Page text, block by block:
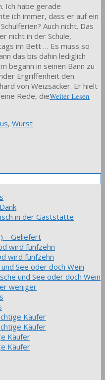
Ich habe gerade
ich immer, dass er auf ein
Auch nicht. Das
nicht in der Schule,
im Bett … Es muss so
das bis dahin lediglich
begann in seinen Bann zu
Ergriffenheit den
von Weizsäcker. Er hielt
Rede, dieWeiter Lesen
, Wurst
in der Gaststätte
– Geliefert
wird fünfzehn
wird fünfzehn
See oder doch Wein
und See oder doch Wein
weniger
Käufer
Käufer
Käufer
Käufer